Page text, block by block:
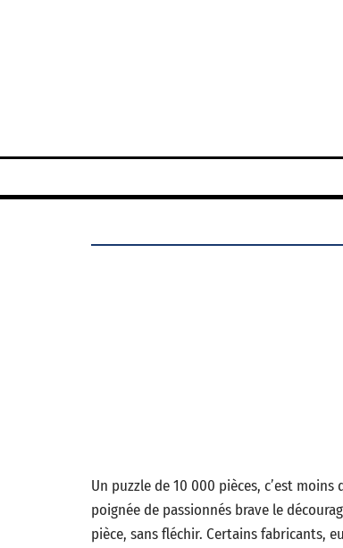
Un puzzle de 10 000 pièces, c’est
poignée de passionnés brave le
pièce, sans fléchir. Certains fabricants,